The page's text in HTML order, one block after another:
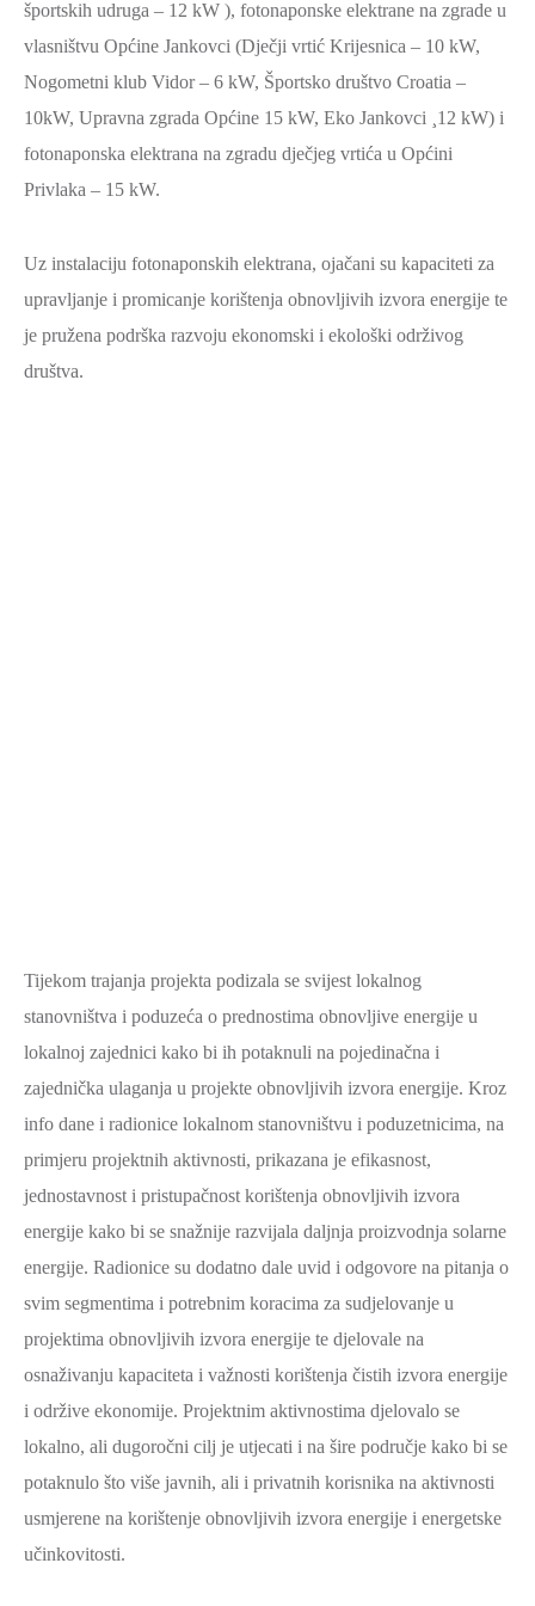
športskih udruga – 12 kW ), fotonaponske elektrane na zgrade u
vlasništvu Općine Jankovci (Dječji vrtić Krijesnica – 10 kW,
Nogometni klub Vidor – 6 kW, Športsko društvo Croatia –
10kW, Upravna zgrada Općine 15 kW, Eko Jankovci ¸12 kW) i
fotonaponska elektrana na zgradu dječjeg vrtića u Općini
Privlaka – 15 kW.
Uz instalaciju fotonaponskih elektrana, ojačani su kapaciteti za
upravljanje i promicanje korištenja obnovljivih izvora energije te
je pružena podrška razvoju ekonomski i ekološki održivog
društva.
Tijekom trajanja projekta podizala se svijest lokalnog
stanovništva i poduzeća o prednostima obnovljive energije u
lokalnoj zajednici kako bi ih potaknuli na pojedinačna i
zajednička ulaganja u projekte obnovljivih izvora energije. Kroz
info dane i radionice lokalnom stanovništvu i poduzetnicima, na
primjeru projektnih aktivnosti, prikazana je efikasnost,
jednostavnost i pristupačnost korištenja obnovljivih izvora
energije kako bi se snažnije razvijala daljnja proizvodnja solarne
energije. Radionice su dodatno dale uvid i odgovore na pitanja o
svim segmentima i potrebnim koracima za sudjelovanje u
projektima obnovljivih izvora energije te djelovale na
osnaživanju kapaciteta i važnosti korištenja čistih izvora energije
i održive ekonomije. Projektnim aktivnostima djelovalo se
lokalno, ali dugoročni cilj je utjecati i na šire područje kako bi se
potaknulo što više javnih, ali i privatnih korisnika na aktivnosti
usmjerene na korištenje obnovljivih izvora energije i energetske
učinkovitosti.